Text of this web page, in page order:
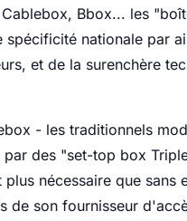
Bbox... les
spécificité nationale par
et de la surenchère
- les traditionnels
des "set-top box
nécessaire que
de son fournisseur